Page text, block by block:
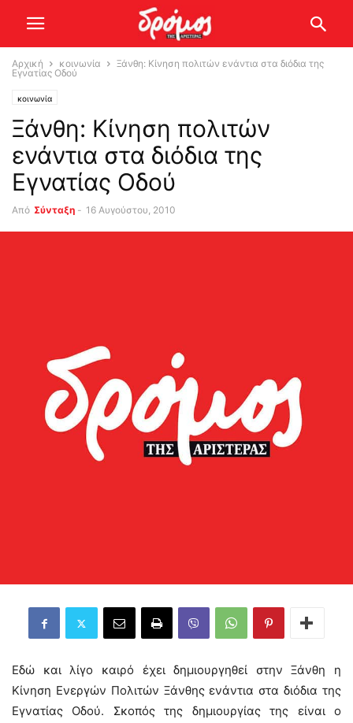
Αρχική κοινωνία
Ξάνθη: Κίνηση πολιτών ενάντια στα διόδια της
Εγνατίας Οδού
κοινωνία
Ξάνθη: Κίνηση πολιτών
ενάντια στα διόδια της
Εγνατίας Οδού
Από Σύνταξη - 16 Αυγούστου, 2010
Εδώ και λίγο καιρό έχει δημιουργηθεί στην Ξάνθη η
Κίνηση Ενεργών Πολιτών Ξάνθης ενάντια στα διόδια της
Εγνατίας Οδού. Σκοπός της δημιουργίας της είναι ο